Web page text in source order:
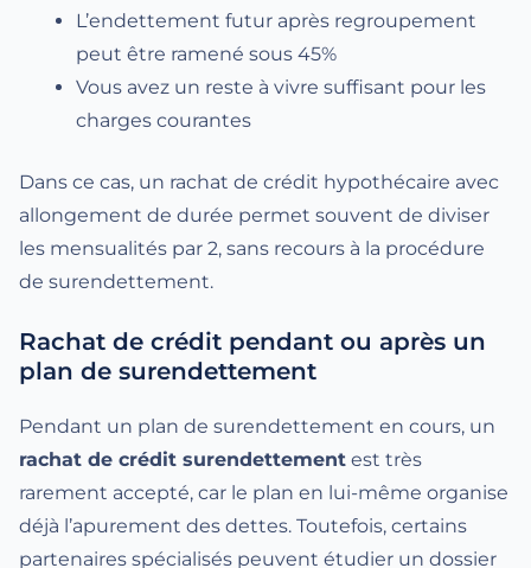
L’endettement futur après regroupement
peut être ramené sous 45%
Vous avez un reste à vivre suffisant pour les
charges courantes
Dans ce cas, un rachat de crédit hypothécaire avec
allongement de durée permet souvent de diviser
les mensualités par 2, sans recours à la procédure
de surendettement.
Rachat de crédit pendant ou après un
plan de surendettement
Pendant un plan de surendettement en cours, un
rachat de crédit surendettement est très
rarement accepté, car le plan en lui-même organise
déjà l’apurement des dettes. Toutefois, certains
partenaires spécialisés peuvent étudier un dossier